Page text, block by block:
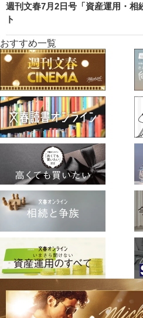
週刊文春7月2日号「資産運用・相
ト
おすすめ一覧